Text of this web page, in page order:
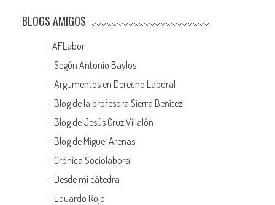
BLOGS AMIGOS
–AFLabor
– Según Antonio Baylos
–Argumentos en Derecho Laboral
– Blog de la profesora Sierra Benítez
– Blog de Jesús Cruz Villalón
– Blog de Miguel Arenas
– Crónica Sociolaboral
– Desde mi cátedra
– Eduardo Rojo